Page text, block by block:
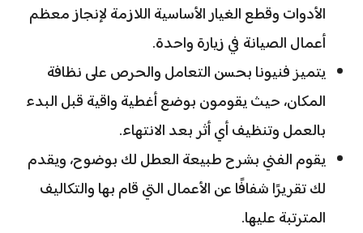
الأدوات وقطع الغيار الأساسية اللازمة لإنجاز معظم
أعمال الصيانة في زيارة واحدة.
يتميز فنيونا بحسن التعامل والحرص على نظافة
المكان، حيث يقومون بوضع أغطية واقية قبل البدء
بالعمل وتنظيف أي أثر بعد الانتهاء.
يقوم الفني بشرح طبيعة العطل لك بوضوح، ويقدم
لك تقريرًا شفافًا عن الأعمال التي قام بها والتكاليف
المترتبة عليها.